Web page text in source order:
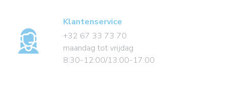
Klantenservice
+32 67 33 73 70
maandag tot vrijdag
8:30-12:00/13:00-17:00